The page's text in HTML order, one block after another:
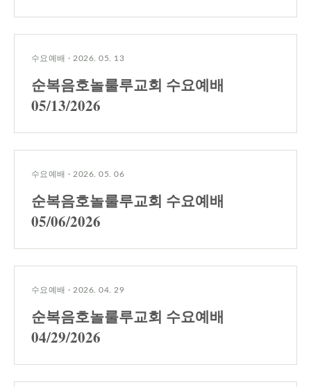
수요예배 · 2026. 05. 13
순복음호놀룰루교회 수요예배
05/13/2026
수요예배 · 2026. 05. 06
순복음호놀룰루교회 수요예배
05/06/2026
수요예배 · 2026. 04. 29
순복음호놀룰루교회 수요예배
04/29/2026